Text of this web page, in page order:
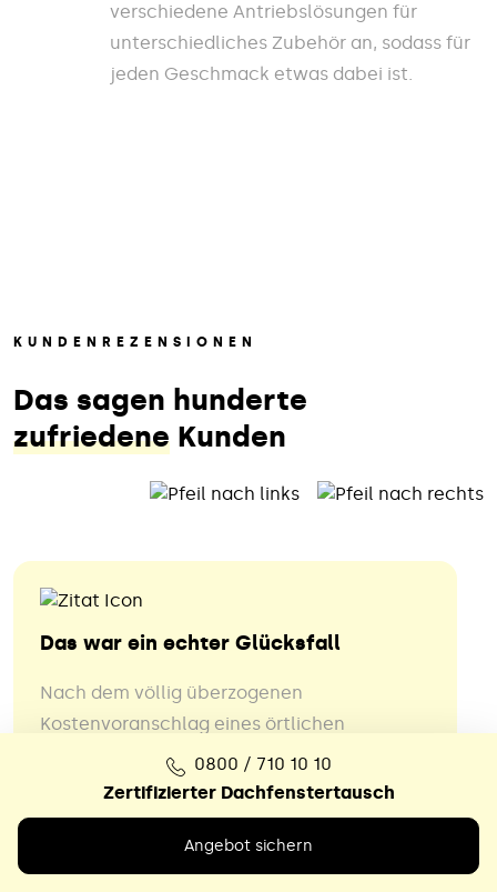
verschiedene Antriebslösungen für
unterschiedliches Zubehör an, sodass für
jeden Geschmack etwas dabei ist.
KUNDENREZENSIONEN
Das sagen hunderte
zufriedene Kunden
Das war ein echter Glücksfall
Nach dem völlig überzogenen
Kostenvoranschlag eines örtlichen
Dachdeckerbetriebs hat sich der Meister,
vielleicht wegen kritischer Rückfragen,
nicht mehr gemeldet. Bei unserem
Renovierungsplänen (Badezimmer
komplett) kamen wir daher in Zeitdruck.
0800 / 710 10 10
Zertifizierter Dachfenstertausch
Angebot sichern